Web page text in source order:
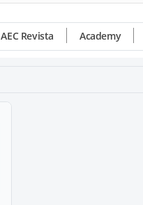
AEC Revista Academy